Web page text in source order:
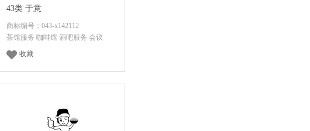
43类 于意
商标编号：043-x142112
茶馆服务 咖啡馆 酒吧服务 会议
收藏